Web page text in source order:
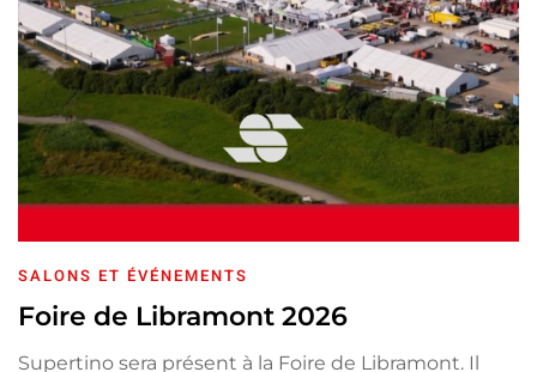
SALONS ET ÉVÉNEMENTS
Foire de Libramont 2026
Supertino sera présent à la Foire de Libramont. Il